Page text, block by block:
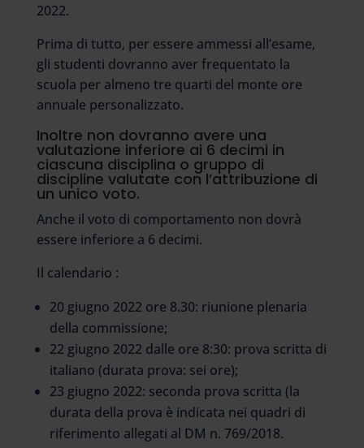
2022.
Prima di tutto, per essere ammessi all’esame,
gli studenti dovranno aver frequentato la
scuola per almeno tre quarti del monte ore
annuale personalizzato.
Inoltre non dovranno avere una
valutazione inferiore ai 6 decimi in
ciascuna disciplina o gruppo di
discipline valutate con l’attribuzione di
un unico voto.
Anche il voto di comportamento non dovrà
essere inferiore a 6 decimi.
Il calendario :
20 giugno 2022 ore 8.30: riunione plenaria
della commissione;
22 giugno 2022 dalle ore 8:30: prova scritta di
italiano (durata prova: sei ore);
23 giugno 2022: seconda prova scritta (la
durata della prova è indicata nei quadri di
riferimento allegati al DM n. 769/2018.